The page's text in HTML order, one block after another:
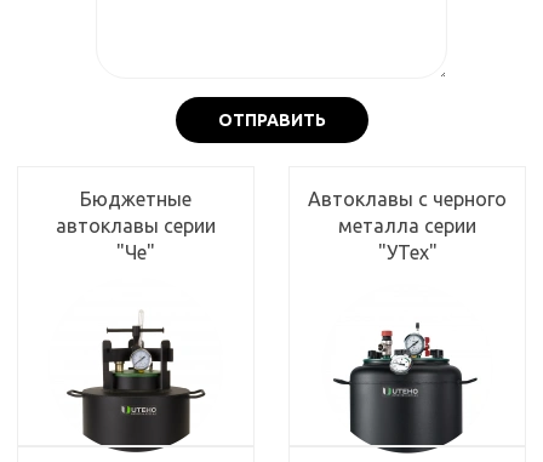
ОТПРАВИТЬ
Бюджетные
автоклавы серии
"Че"
Автоклавы с черного
металла серии
"УТех"